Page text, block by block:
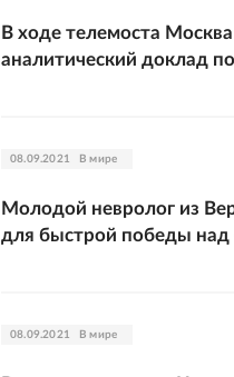
В ходе телемоста
аналитический доклад
08.09.2021 В мире
Молодой невролог из
для быстрой победы над
08.09.2021 В мире